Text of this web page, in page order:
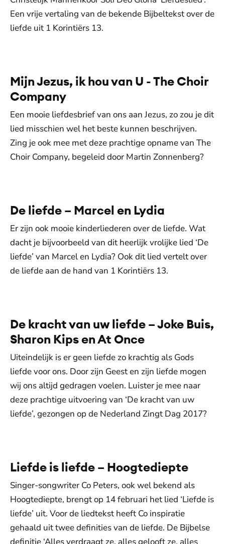
Een vrije vertaling van de bekende Bijbeltekst over de
liefde uit 1 Korintiërs 13.
Mijn Jezus, ik hou van U - The Choir
Company
Een mooie liefdesbrief van ons aan Jezus, zo zou je dit
lied misschien wel het beste kunnen beschrijven.
Zing je ook mee met deze prachtige opname van The
Choir Company, begeleid door Martin Zonnenberg?
De weergave van deze video vereist jouw
De liefde – Marcel en Lydia
Er zijn ook mooie kinderliederen over de liefde. Wat
dacht je bijvoorbeeld van dit heerlijk vrolijke lied ‘De
liefde’ van Marcel en Lydia? Ook dit lied vertelt over
de liefde aan de hand van 1 Korintiërs 13.
De kracht van uw liefde – Joke Buis,
Sharon Kips en At Once
Uiteindelijk is er geen liefde zo krachtig als Gods
liefde voor ons. Door zijn Geest en zijn liefde mogen
wij ons altijd gedragen voelen. Luister je mee naar
deze prachtige uitvoering van ‘De kracht van uw
liefde’, gezongen op de Nederland Zingt Dag 2017?
De weergave van deze video vereist jouw
Liefde is liefde – Hoogtediepte
Singer-songwriter Co Peters, ook wel bekend als
Hoogtediepte, brengt op 14 februari het lied ‘Liefde is
liefde’ uit. Voor de liedtekst heeft Co inspiratie
gehaald uit twee definities van de liefde. De Bijbelse